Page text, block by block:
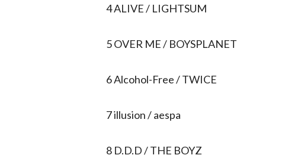
4 ALIVE / LIGHTSUM
5 OVER ME / BOYSPLANET
6 Alcohol-Free / TWICE
7 illusion / aespa
8 D.D.D / THE BOYZ